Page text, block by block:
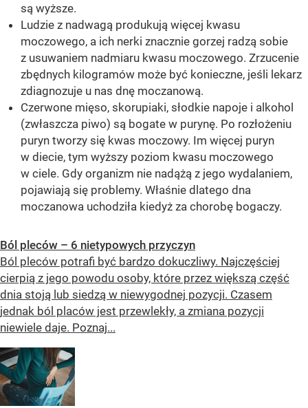
są wyższe.
Ludzie z nadwagą produkują więcej kwasu
moczowego, a ich nerki znacznie gorzej radzą sobie
z usuwaniem nadmiaru kwasu moczowego. Zrzucenie
zbędnych kilogramów może być konieczne, jeśli lekarz
zdiagnozuje u nas dnę moczanową.
Czerwone mięso, skorupiaki, słodkie napoje i alkohol
(zwłaszcza piwo) są bogate w purynę. Po rozłożeniu
puryn tworzy się kwas moczowy. Im więcej puryn
w diecie, tym wyższy poziom kwasu moczowego
w ciele. Gdy organizm nie nadążą z jego wydalaniem,
pojawiają się problemy. Właśnie dlatego dna
moczanowa uchodziła kiedyż za chorobę bogaczy.
Ból pleców – 6 nietypowych przyczyn
Ból pleców potrafi być bardzo dokuczliwy. Najczęściej
cierpią z jego powodu osoby, które przez większą część
dnia stoją lub siedzą w niewygodnej pozycji. Czasem
jednak ból placów jest przewlekły, a zmiana pozycji
niewiele daje. Poznaj...